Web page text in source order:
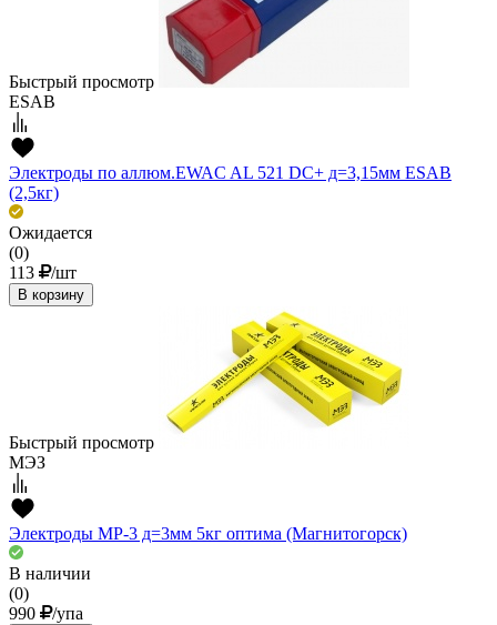
Быстрый просмотр
ESAB
Электроды по аллюм.EWAC AL 521 DC+ д=3,15мм ESAB
(2,5кг)
Ожидается
(0)
113
/шт
В корзину
Быстрый просмотр
МЭЗ
Электроды МР-3 д=3мм 5кг оптима (Магнитогорск)
В наличии
(0)
990
/упа